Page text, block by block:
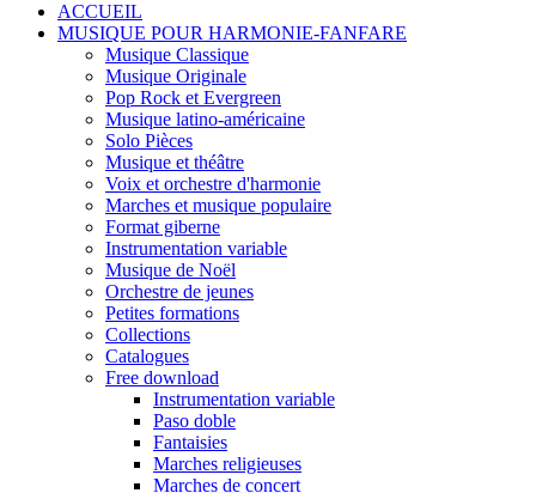
ACCUEIL
MUSIQUE POUR HARMONIE-FANFARE
Musique Classique
Musique Originale
Pop Rock et Evergreen
Musique latino-américaine
Solo Pièces
Musique et théâtre
Voix et orchestre d'harmonie
Marches et musique populaire
Format giberne
Instrumentation variable
Musique de Noël
Orchestre de jeunes
Petites formations
Collections
Catalogues
Free download
Instrumentation variable
Paso doble
Fantaisies
Marches religieuses
Marches de concert